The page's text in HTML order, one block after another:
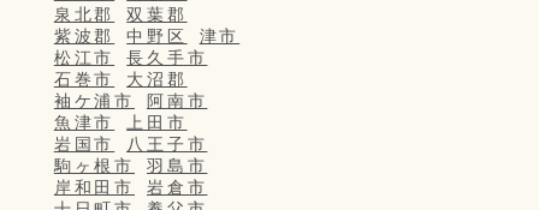
泉北郡
双葉郡
紫波郡
中野区
津市
松江市
長久手市
石巻市
大沼郡
袖ケ浦市
阿南市
魚津市
上田市
岩国市
八王子市
駒ヶ根市
羽島市
岸和田市
岩倉市